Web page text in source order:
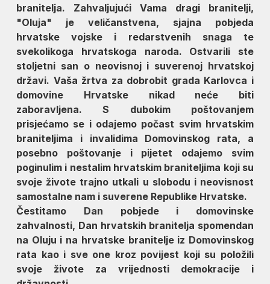
branitelja. Zahvaljujući Vama dragi branitelji,
"Oluja" je veličanstvena, sjajna pobjeda
hrvatske vojske i redarstvenih snaga te
svekolikoga hrvatskoga naroda. Ostvarili ste
stoljetni san o neovisnoj i suverenoj hrvatskoj
državi. Vaša žrtva za dobrobit grada Karlovca i
domovine Hrvatske nikad neće biti
zaboravljena. S dubokim poštovanjem
prisjećamo se i odajemo počast svim hrvatskim
braniteljima i invalidima Domovinskog rata, a
posebno poštovanje i pijetet odajemo svim
poginulim i nestalim hrvatskim braniteljima koji su
svoje živote trajno utkali u slobodu i neovisnost
samostalne nam i suverene Republike Hrvatske.
Čestitamo Dan pobjede i domovinske
zahvalnosti, Dan hrvatskih branitelja spomendan
na Oluju i na hrvatske branitelje iz Domovinskog
rata kao i sve one kroz povijest koji su položili
svoje živote za vrijednosti demokracije i